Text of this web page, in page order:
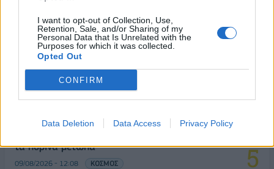
I want to opt-out of Collection, Use,
Retention, Sale, and/or Sharing of my
Personal Data that Is Unrelated with the
Purposes for which it was collected.
Opted Out
CONFIRM
Data Deletion Data Access Privacy Policy
ελέγχους
09/08/2026 - 10:29 ΚΟΣΜΟΣ
Υπ. Μεταφορών: Οριστική λύση στο ζήτημα των
πινακίδων κυκλοφορίας - Τέλος στις χρονοβόρες
διαδικασίες
Από τη Δυτική Αττική στη Νότια Γαλλία : Οι
τα πύρινα μέτωπα
09/08/2026 - 12:08 ΚΟΣΜΟΣ